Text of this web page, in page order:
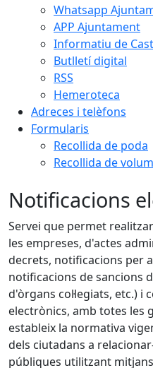
Whatsapp
APP Ajuntament
Informatiu de
Butlletí digital
RSS
Hemeroteca
Adreces i telèfons
Formularis
Recollida de poda
Recollida de
Notificacions
Servei que permet
les empreses, d'actes
decrets, notificacions per
notificacions de sancions
d'òrgans col·legiats, etc.)
electrònics, amb totes les
estableix la normativa
dels ciutadans a
públiques utilitzant